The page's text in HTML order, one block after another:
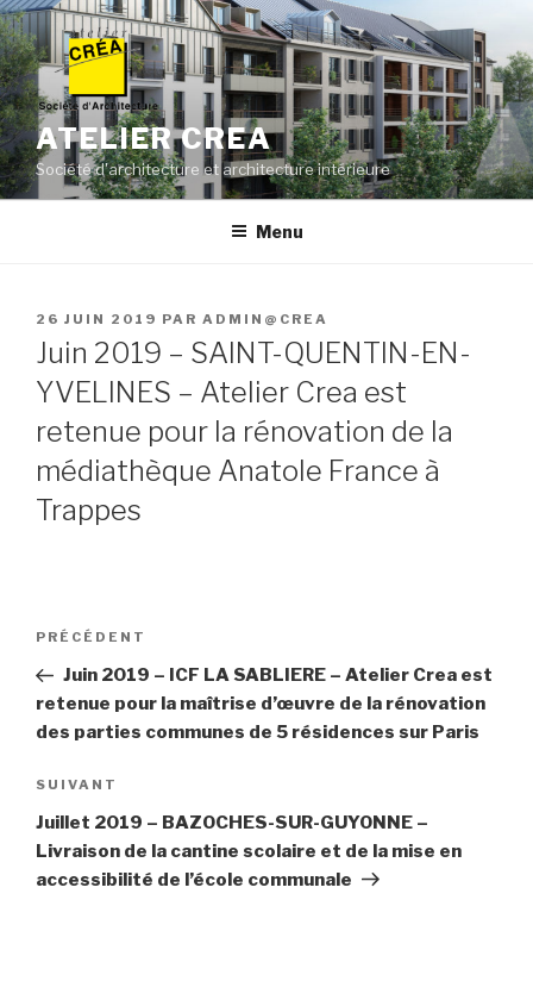
Aller
au
contenu
principal
ATELIER CREA
Société d'architecture et architecture intérieure
Menu
PUBLIÉ
LE
26 JUIN 2019 PAR ADMIN@CREA
Juin 2019 – SAINT-QUENTIN-EN-
YVELINES – Atelier Crea est
retenue pour la rénovation de la
médiathèque Anatole France à
Trappes
Navigation
l’article
Article
précédent
PRÉCÉDENT
Juin 2019 – ICF LA SABLIERE – Atelier Crea est
retenue pour la maîtrise d’œuvre de la rénovation
des parties communes de 5 résidences sur Paris
Article
suivant
SUIVANT
Juillet 2019 – BAZOCHES-SUR-GUYONNE –
Livraison de la cantine scolaire et de la mise en
accessibilité de l’école communale